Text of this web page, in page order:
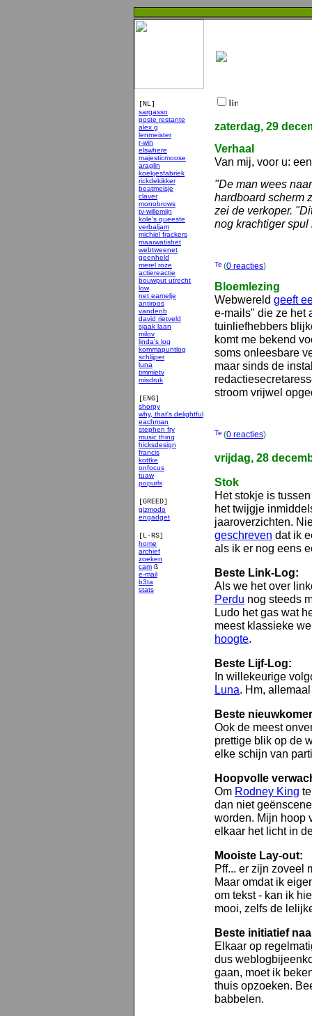
[NL]
sargasso
poste restante
alex g
lenmeister
r-win
elswhere
majesticmoose
araglin
koekjesfabriek
rickdekikker
beatmeisje
claver
monobrows
tv-willemijn
kole's queeste
verbaljam
michiel frackers
maarwatishet
webtweenet
geenheld
merel roze
actiereactie
bouwput utrecht
low
net eamelje
antiroos
vandenb
david rietveld
sjaak laan
milov
linda's log
kommapuntlog
schlijper
luna
timmietv
misdruk
[ENG]
shorpy
why, that's delightful
eachman
stephen fry
music thing
hicksdesign
francis
kottke
onfocus
tuaw
popurls
[GREED]
gizmodo
engadget
[L-RS]
home
archief
zoeken
cam ß
e-mail
b3ta
stats
zaterdag, 29
Verhaal
Van mij, voor u:
"De man wees
hardboard scherm
zei de verkoper.
nog krachtiger
(0 reacties)
Bloemlezing
Webwereld geeft
e-mails" die ze het
tuinliefhebbers
komt me bekend
soms onleesbare
maar sinds de
stroom vrijwel
(0 reacties)
vrijdag, 28
Stok
Het stokje is
het twijgje
jaaroverzichten.
geschreven dat ik
als ik er nog eens
Beste Link-Log:
Als we het over
Perdu nog steeds
Ludo het gas wat
meest klassieke
hoogte.
Beste Lijf-Log:
In willekeurige
Luna. Hm,
Beste
Ook de meest
prettige blik op de
elke schijn van
Hoopvolle
Om Rodney King
dan niet
worden. Mijn hoop
elkaar het licht in
Mooiste Lay-out:
Pff... er zijn zoveel
Maar omdat ik
om tekst - kan ik
mooi, zelfs de
Beste initiatief
Elkaar op
dus
gaan, moet ik
thuis opzoeken.
babbelen.